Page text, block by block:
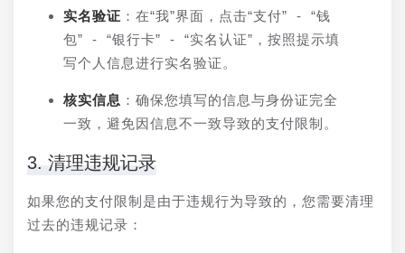
实名验证 ：在“我”界面，点击“支付” - “钱
包” - “银行卡” - “实名认证”，按照提示填
写个人信息进行实名验证。
核实信息 ：确保您填写的信息与身份证完全
一致，避免因信息不一致导致的支付限制。
3. 清理违规记录
如果您的支付限制是由于违规行为导致的，您需要清理
过去的违规记录：